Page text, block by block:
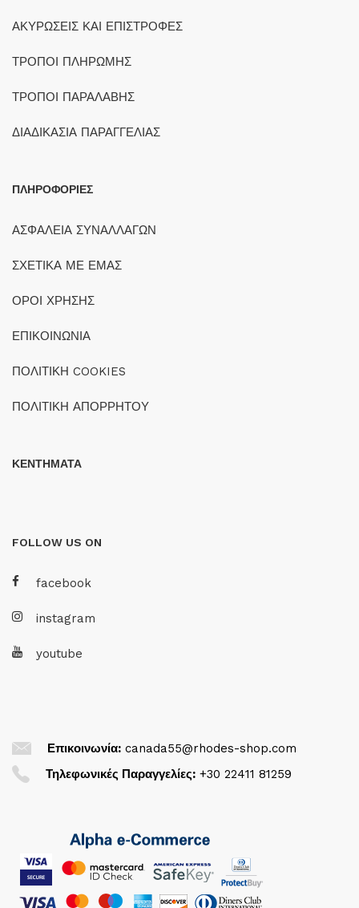
ΑΚΥΡΩΣΕΙΣ ΚΑΙ ΕΠΙΣΤΡΟΦΕΣ
ΤΡΟΠΟΙ ΠΛΗΡΩΜΗΣ
ΤΡΟΠΟΙ ΠΑΡΑΛΑΒΗΣ
ΔΙΑΔΙΚΑΣΙΑ ΠΑΡΑΓΓΕΛΙΑΣ
ΠΛΗΡΟΦΟΡΙΕΣ
ΑΣΦΑΛΕΙΑ ΣΥΝΑΛΛΑΓΩΝ
ΣΧΕΤΙΚΑ ΜΕ ΕΜΑΣ
ΟΡΟΙ ΧΡΗΣΗΣ
ΕΠΙΚΟΙΝΩΝΙΑ
ΠΟΛΙΤΙΚΗ COOKIES
ΠΟΛΙΤΙΚΗ ΑΠΟΡΡΗΤΟΥ
ΚΕΝΤΗΜΑΤΑ
FOLLOW US ON
facebook
instagram
youtube
Επικοινωνία: canada55@rhodes-shop.com
Τηλεφωνικές Παραγγελίες: +30 22411 81259